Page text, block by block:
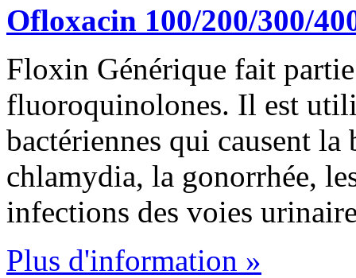
Ofloxacin 100/200/300/
Floxin Générique fait
fluoroquinolones. Il est
bactériennes qui causent
chlamydia, la gonorrhée,
infections des voies
Plus d'information »